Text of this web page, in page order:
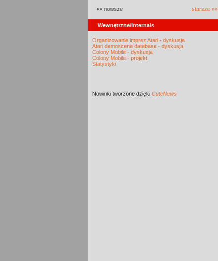
«« nowsze starsze »»
Wewnętrzne/Internals
Organizowanie imprez Atari - dyskusja
Atari demoscene database - dyskusja
Colony Mobile - dyskusja
Colony Mobile - projekt
Statystyki
Nowinki tworzone dzięki CuteNews